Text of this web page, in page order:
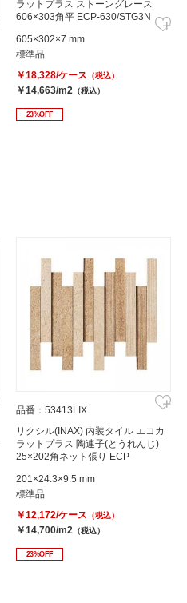
ラットプラス ストーングレース
606×303角平 ECP-630/STG3N
605×302×7 mm
標準品
￥18,328/ケース （税込）
￥14,663/m2 （税込）
23%OFF
品番：53413LIX
リクシル(INAX) 内装タイル エコカ
ラットプラス 陶連子(とうれんじ)
25×202角ネット張り ECP-
201×24.3×9.5 mm
標準品
￥12,172/ケース （税込）
￥14,700/m2 （税込）
23%OFF